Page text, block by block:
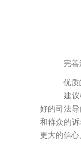
完善
优质的营
建议检察
好的司法
和群众的
更大的信心